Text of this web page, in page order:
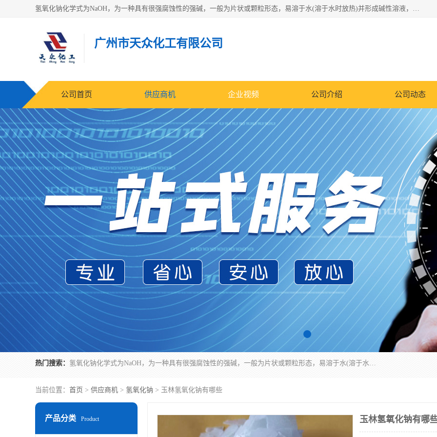
氢氧化钠化学式为NaOH，为一种具有很强腐蚀性的强碱，一般为片状或颗粒形态，易溶于水(溶于水时放热)并形成碱性溶液，另有潮解性，易吸取空气中的水蒸气(潮解)和(变质)。NaOH是化学实验室其中一种必备的化学品，亦为常见的化工品之一。纯品是无色透明的晶体。密度2.130g/cm3。熔点318.4℃。沸点1390℃。工业品含有少量的氯化和碳酸，是白色不透明的晶体。
广州市天众化工有限公司
公司首页 供应商机 企业视频 公司介绍 公司动态
热门搜索： 氢氧化钠化学式为NaOH，为一种具有很强腐蚀性的强碱，一般为片状或颗粒形态，易溶于水(溶于水时放热)并形成碱性溶液，另有潮解性，易吸取空气中的水蒸气(潮解)和(变质)。NaOH是化学实验室其中一种必备的化学品，亦为常见的化工品之一。纯品是无色透明的晶体。密度2.130g/cm3。熔点318.4℃。沸点1390℃。工业品含有少量的氯化和碳酸，是白色不透明的晶体。
当前位置： 首页 > 供应商机 > 氢氧化钠 > 玉林氢氧化钠有哪些
产品分类 Product 玉林氢氧化钠有哪